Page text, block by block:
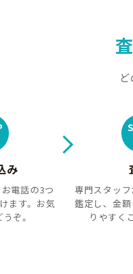
み
電話の3つ
ます。お気
ぞ。
専門スタッ
鑑定し、金
りやすく